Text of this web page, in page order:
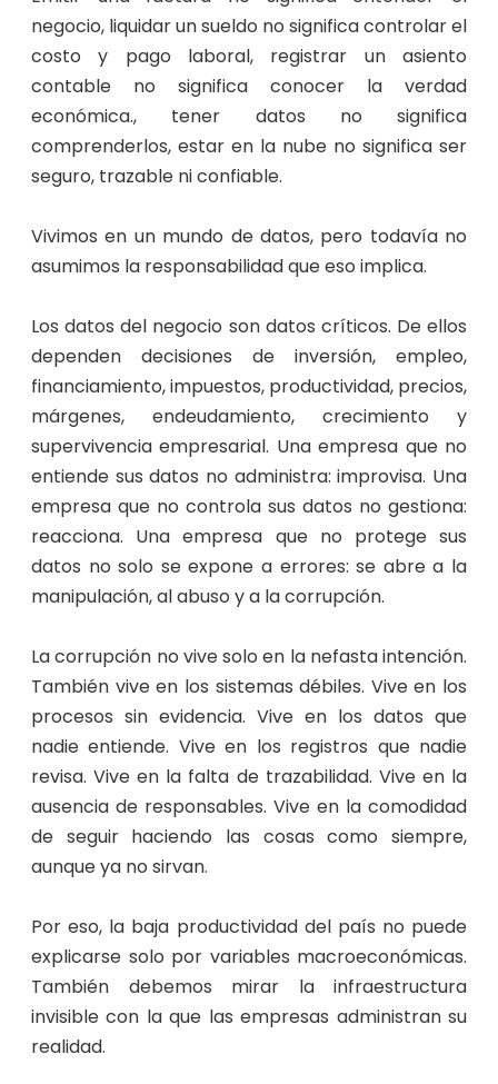
negocio, liquidar un sueldo no significa controlar el
costo y pago laboral, registrar un asiento
contable no significa conocer la verdad
económica., tener datos no significa
comprenderlos, estar en la nube no significa ser
seguro, trazable ni confiable.
Vivimos en un mundo de datos, pero todavía no
asumimos la responsabilidad que eso implica.
Los datos del negocio son datos críticos. De ellos
dependen decisiones de inversión, empleo,
financiamiento, impuestos, productividad, precios,
márgenes, endeudamiento, crecimiento y
supervivencia empresarial. Una empresa que no
entiende sus datos no administra: improvisa. Una
empresa que no controla sus datos no gestiona:
reacciona. Una empresa que no protege sus
datos no solo se expone a errores: se abre a la
manipulación, al abuso y a la corrupción.
La corrupción no vive solo en la nefasta intención.
También vive en los sistemas débiles. Vive en los
procesos sin evidencia. Vive en los datos que
nadie entiende. Vive en los registros que nadie
revisa. Vive en la falta de trazabilidad. Vive en la
ausencia de responsables. Vive en la comodidad
de seguir haciendo las cosas como siempre,
aunque ya no sirvan.
Por eso, la baja productividad del país no puede
explicarse solo por variables macroeconómicas.
También debemos mirar la infraestructura
invisible con la que las empresas administran su
realidad.